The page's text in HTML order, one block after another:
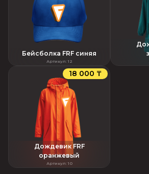
Бейсболка FRF синяя
Артикул: 12
18 000 ₸
Дождевик FRF
оранжевый
Артикул: 10